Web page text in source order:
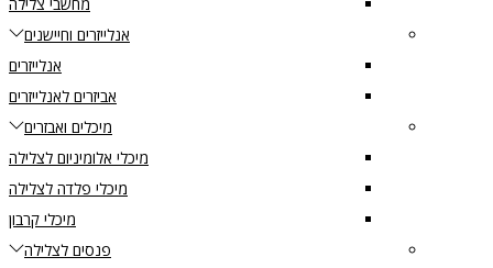
אנלייזרים וחיישנים
אנלייזרים
אביזרים לאנלייזרים
מיכלים ואבזרים
מיכלי אלומיניום לצלילה
מיכלי פלדה לצלילה
מיכלי קרבון
פנסים לצלילה